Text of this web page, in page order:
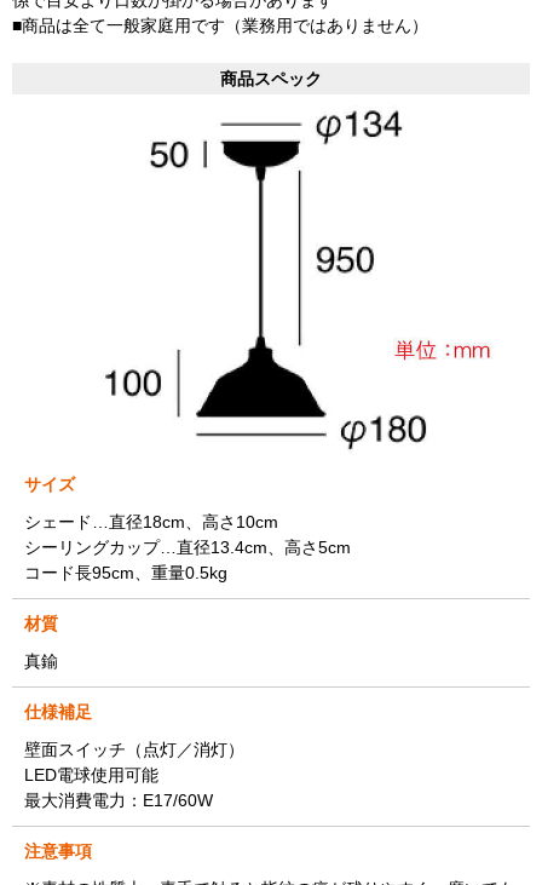
■商品は全て一般家庭用です（業務用ではありません）
商品スペック
サイズ
シェード…直径18cm、高さ10cm
シーリングカップ…直径13.4cm、高さ5cm
コード長95cm、重量0.5kg
材質
真鍮
仕様補足
壁面スイッチ（点灯／消灯）
LED電球使用可能
最大消費電力：E17/60W
注意事項